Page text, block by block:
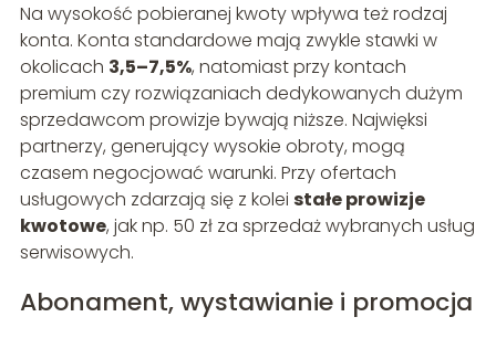
Na wysokość pobieranej kwoty wpływa też rodzaj
konta. Konta standardowe mają zwykle stawki w
okolicach 3,5–7,5%, natomiast przy kontach
premium czy rozwiązaniach dedykowanych dużym
sprzedawcom prowizje bywają niższe. Najwięksi
partnerzy, generujący wysokie obroty, mogą
czasem negocjować warunki. Przy ofertach
usługowych zdarzają się z kolei stałe prowizje
kwotowe, jak np. 50 zł za sprzedaż wybranych usług
serwisowych.
Abonament, wystawianie i promocja